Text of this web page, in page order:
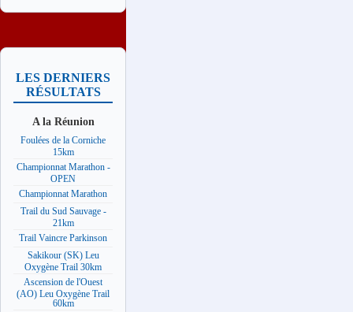
LES DERNIERS
RÉSULTATS
A la Réunion
Foulées de la Corniche
15km
Championnat Marathon -
OPEN
Championnat Marathon
Trail du Sud Sauvage -
21km
Trail Vaincre Parkinson
Sakikour (SK) Leu
Oxygène Trail 30km
Ascension de l'Ouest
(AO) Leu Oxygène Trail
60km